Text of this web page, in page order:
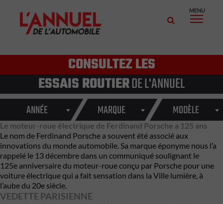
MENU
CONSULTEZ LES
ESSAIS ROUTIERDE L'ANNUEL
ANNÉE MARQUE MODÈLE
Le moteur-roue électrique de Ferdinand Porsche a 125 ans
Le nom de Ferdinand Porsche a souvent été associé aux
innovations du monde automobile. Sa marque éponyme nous l’a
rappelé le 13 décembre dans un communiqué soulignant le
125e anniversaire du moteur-roue conçu par Porsche pour une
voiture électrique qui a fait sensation dans la Ville lumière, à
l’aube du 20e siècle.
VEDETTE PARISIENNE